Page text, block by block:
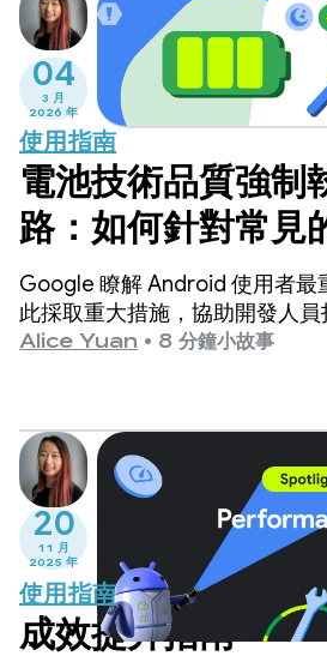
04
3 月
2026 年
使用指南
電池技術品質強制
路：如何針對常見
用途進行最佳化
Google 瞭解 Android 使用者最
此採取重大措施，協助開發人員
式。
Alice Yuan • 8 分鐘小故事
20
11 月
2025 年
使用指南
成效提升指南